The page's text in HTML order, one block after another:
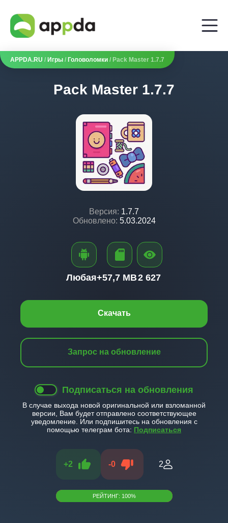
APPDA.RU / Игры / Головоломки / Pack Master 1.7.7
Pack Master 1.7.7
Версия: 1.7.7
Обновлено: 5.03.2024
Скачать
Запрос на обновление
Подписаться на обновления
В случае выхода новой оригинальной или взломанной
версии, Вам будет отправлено соответствующее
уведомление. Или подпишитесь на обновления с
помощью телеграм бота: Подписаться
+2 -0 2
РЕЙТИНГ: 100%
Любая+57,7 MB2 627